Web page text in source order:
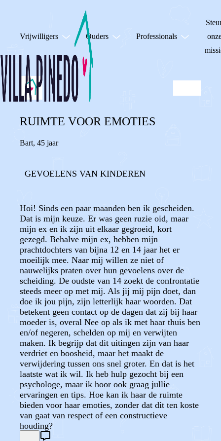
Vrijwilligers Ouders Professionals
RUIMTE VOOR EMOTIES
Bart, 45 jaar
GEVOELENS VAN KINDEREN
Hoi! Sinds een paar maanden ben ik gescheiden.
Dat is mijn keuze. Er was geen ruzie oid, maar
mijn ex en ik zijn uit elkaar gegroeid, kort
gezegd. Behalve mijn ex, hebben mijn
prachtdochters van bijna 12 en 14 jaar het er
moeilijk mee. Naar mij willen ze niet of
nauwelijks praten over hun gevoelens over de
scheiding. De oudste van 14 zoekt de confrontatie
steeds meer op met mij. Als jij mij pijn doet, dan
doe ik jou pijn, zijn letterlijk haar woorden. Dat
betekent geen contact op de dagen dat zij bij haar
moeder is, overal Nee op als ik met haar thuis ben
en/of negeren, schelden op mij en verwijten
maken. Ik begrijp dat dit uitingen zijn van haar
verdriet en boosheid, maar het maakt de
verwijdering tussen ons snel groter. En dat is het
laatste wat ik wil. Ik heb hulp gezocht bij een
psychologe, maar ik hoor ook graag jullie
ervaringen en tips. Hoe kan ik haar de ruimte
bieden voor haar emoties, zonder dat dit ten koste
van gaat van respect of een constructieve
houding?